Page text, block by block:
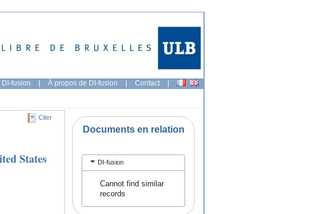
DI-fusion | À propos de DI-fusion | Contact |
Citer
States
Documents en relation
DI-fusion
Cannot find similar
records